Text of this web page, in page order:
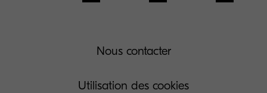
Nous contacter
Utilisation des cookies